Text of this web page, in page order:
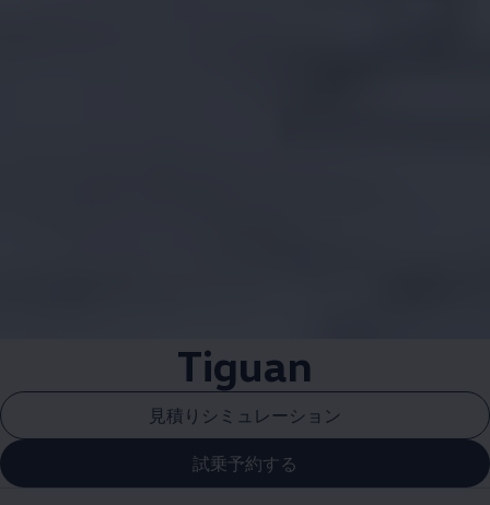
Tiguan
見積りシミュレーション
試乗予約する